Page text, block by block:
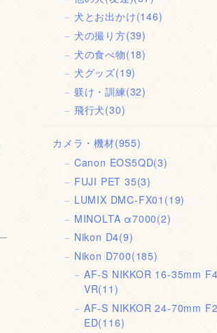
犬とお出かけ(146)
犬の撮り方(39)
犬の食べ物(18)
犬グッズ(19)
躾け・訓練(32)
飛行犬(30)
カメラ・機材(955)
Canon EOS5QD(3)
FUJI PET 35(3)
LUMIX DMC-FX01 (19)
MINOLTA α7000(2)
Nikon D4(9)
Nikon D700(185)
AF-S NIKKOR 16-35mm
VR(11)
AF-S NIKKOR 24-70mm
ED(116)